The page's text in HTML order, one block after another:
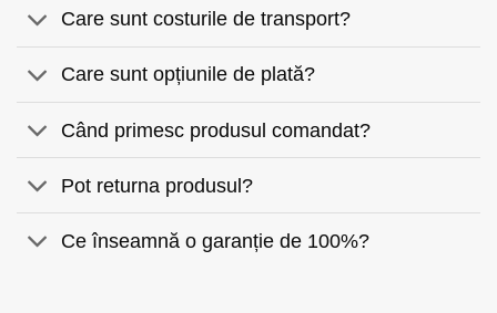
Care sunt costurile de transport?
Care sunt opțiunile de plată?
Când primesc produsul comandat?
Pot returna produsul?
Ce înseamnă o garanție de 100%?